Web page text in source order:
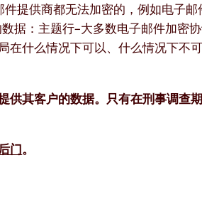
提供商都无法加密的，例如电子
据：主题行–大多数电子邮件加密
什么情况下可以、什么情况下不
其客户的数据。只有在刑事调查
门。